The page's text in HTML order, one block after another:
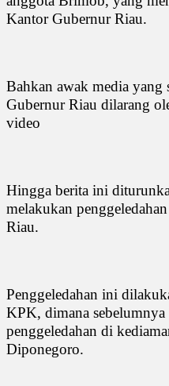
Kantor Gubernur Riau.
Bahkan awak media
Gubernur Riau dilarang
video
Hingga berita ini
melakukan
Riau.
Penggeledahan ini
KPK, dimana
penggeledahan di
Diponegoro.